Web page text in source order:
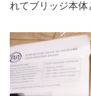
れてブリッジ本体